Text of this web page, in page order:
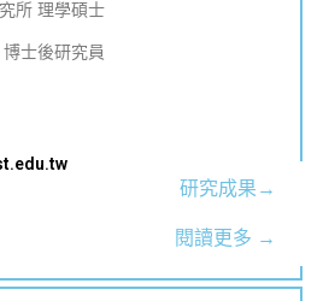
所 理學碩士
士後研究員
研究成果→
閱讀更多 →